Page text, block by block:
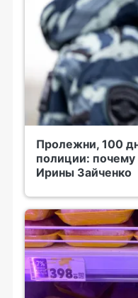
Пролежни, 100
полиции: почему
Ирины Зайченко